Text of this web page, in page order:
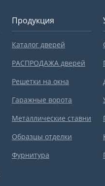
Продукция
Каталог дверей
РАСПРОДАЖА дверей
Решетки на окна
Гаражные ворота
Металлические ставни
Образцы отделки
Фурнитура